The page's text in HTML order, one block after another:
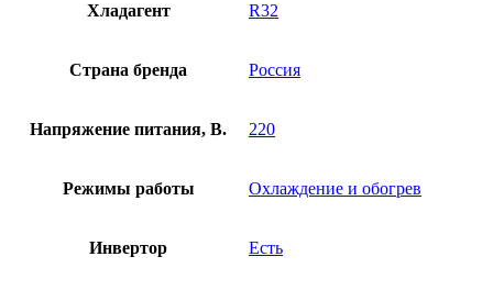
Хладагент R32
Страна бренда Россия
Напряжение питания, В. 220
Режимы работы Охлаждение и обогрев
Инвертор Есть